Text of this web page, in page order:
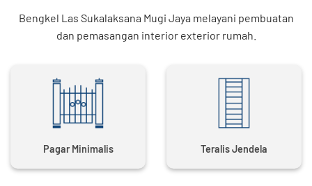
Bengkel Las Sukalaksana Mugi Jaya melayani pembuatan
dan pemasangan interior exterior rumah.
Pagar Minimalis Teralis Jendela